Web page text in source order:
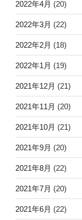
2022年4月 (20)
2022年3月 (22)
2022年2月 (18)
2022年1月 (19)
2021年12月 (21)
2021年11月 (20)
2021年10月 (21)
2021年9月 (20)
2021年8月 (22)
2021年7月 (20)
2021年6月 (22)